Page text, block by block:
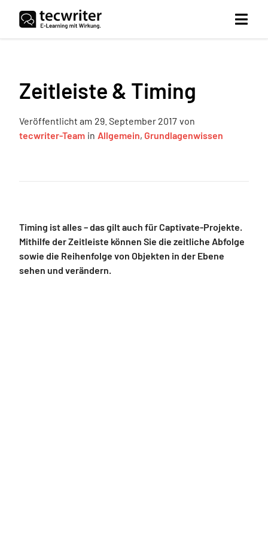
Zeitleiste & Timing
Veröffentlicht am 29. September 2017 von
tecwriter-Team in Allgemein, Grundlagenwissen
Timing ist alles – das gilt auch für Captivate-Projekte.
Mithilfe der Zeitleiste können Sie die zeitliche Abfolge
sowie die Reihenfolge von Objekten in der Ebene
sehen und verändern.